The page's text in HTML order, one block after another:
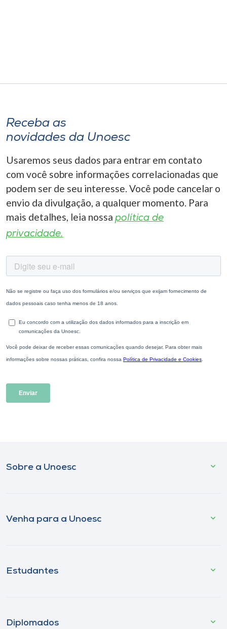
Receba as
novidades da Unoesc
Usaremos seus dados para entrar em contato
com você sobre informações correlacionadas que
podem ser de seu interesse. Você pode cancelar o
envio da divulgação, a qualquer momento. Para
mais detalhes, leia nossa política de
privacidade.
Sobre a Unoesc
Venha para a Unoesc
Estudantes
Diplomados